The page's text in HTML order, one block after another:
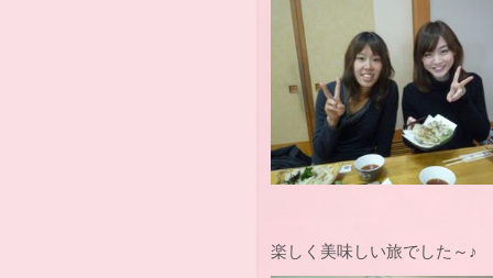
楽しく美味しい旅でした～♪